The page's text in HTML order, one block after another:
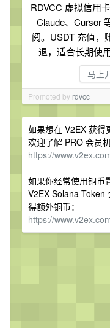
RDVCC 虚拟信用
Claude、Cursor
阅。USDT 充值，
退，适合长期使
马上
Promoted by rdvcc
如果想在 V2EX 获得
欢迎了解 PRO 会员机
https://
如果你经常使用铜币
V2EX Solana Token
得额外铜币：
https://